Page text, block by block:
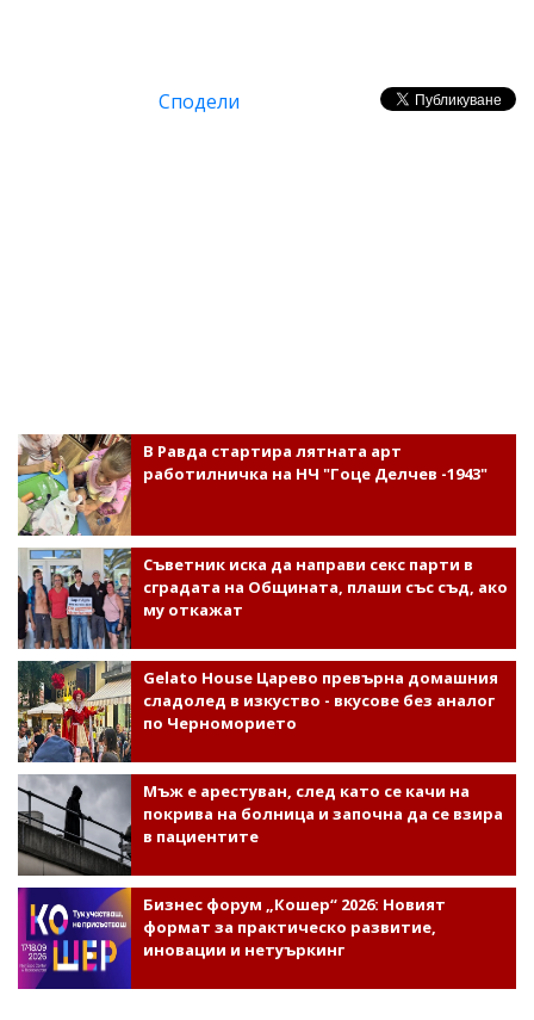
Сподели
В Равда стартира лятната арт
работилничка на НЧ "Гоце Делчев -1943"
Съветник иска да направи секс парти в
сградата на Общината, плаши със съд, ако
му откажат
Gelato House Царево превърна домашния
сладолед в изкуство - вкусове без аналог
по Черноморието
Мъж е арестуван, след като се качи на
покрива на болница и започна да се взира
в пациентите
Бизнес форум „Кошер“ 2026: Новият
формат за практическо развитие,
иновации и нетуъркинг